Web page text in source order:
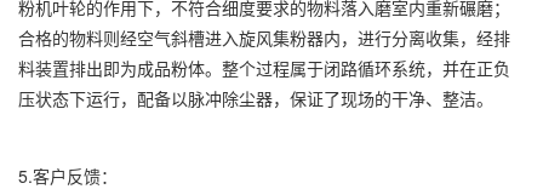
粉机叶轮的作用下，不符合细度要求的物料落入磨室内重新碾磨；
合格的物料则经空气斜槽进入旋风集粉器内，进行分离收集，经排
料装置排出即为成品粉体。整个过程属于闭路循环系统，并在正负
压状态下运行，配备以脉冲除尘器，保证了现场的干净、整洁。
5.客户反馈：